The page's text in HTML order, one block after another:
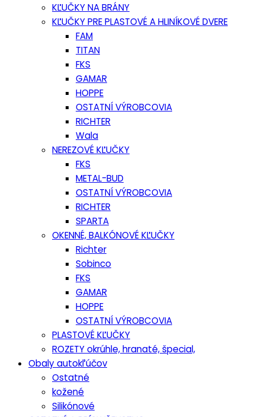
KĽUČKY NA BRÁNY
KĽUČKY PRE PLASTOVÉ A HLINÍKOVÉ DVERE
FAM
TITAN
FKS
GAMAR
HOPPE
OSTATNÍ VÝROBCOVIA
RICHTER
Wala
NEREZOVÉ KĽUČKY
FKS
METAL-BUD
OSTATNÍ VÝROBCOVIA
RICHTER
SPARTA
OKENNÉ, BALKÓNOVÉ KĽUČKY
Richter
Sobinco
FKS
GAMAR
HOPPE
OSTATNÍ VÝROBCOVIA
PLASTOVÉ KĽUČKY
ROZETY okrúhle, hranaté, špecial,
Obaly autokľúčov
Ostatné
kožené
Silikónové